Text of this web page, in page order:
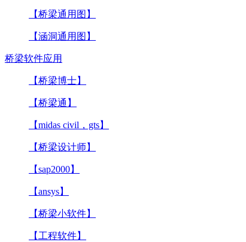
【桥梁通用图】
【涵洞通用图】
桥梁软件应用
【桥梁博士】
【桥梁通】
【midas civil，gts】
【桥梁设计师】
【sap2000】
【ansys】
【桥梁小软件】
【工程软件】